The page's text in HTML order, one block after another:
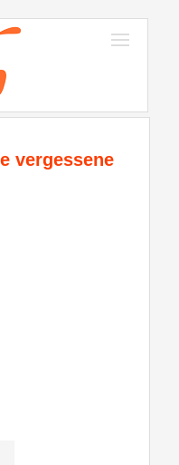
vergessene